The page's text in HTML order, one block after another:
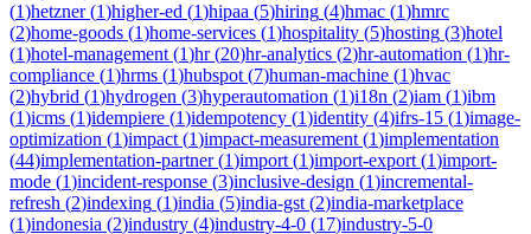
(1)hetzner(1)higher-ed (1)hipaa (5)hiring (4)hmac (1)hmrc
(2)home-goods (1)home-services (1)hospitality (5)hosting (3)hotel
(1)hotel-management (1)hr(20)hr-analytics (2)hr-automation (1)hr-
compliance (1)hrms (1)hubspot (7)human-machine (1)hvac
(2)hybrid (1)hydrogen (3)hyperautomation (1)i18n (2)iam (1)ibm
(1)icms (1)idempiere (1)idempotency (1)identity (4)ifrs-15 (1)image-
optimization (1)impact (1)impact-measurement (1)implementation
(44)implementation-partner(1)import (1)import-export (1)import-
mode (1)incident-response (3)inclusive-design (1)incremental-
refresh (2)indexing (1)india (5)india-gst (2)india-marketplace
(1)indonesia (2)industry (4)industry-4-0 (17)industry-5-0